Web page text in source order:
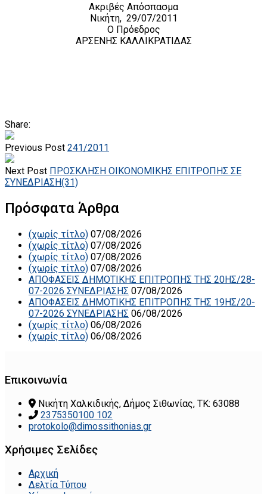
Ακριβές Απόσπασμα
Νικήτη, 29/07/2011
Ο Πρόεδρος
ΑΡΣΕΝΗΣ ΚΑΛΛΙΚΡΑΤΙΔΑΣ
Share:
Previous Post 241/2011
Next Post ΠΡΟΣΚΛΗΣΗ ΟΙΚΟΝΟΜΙΚΗΣ ΕΠΙΤΡΟΠΗΣ ΣΕ
ΣΥΝΕΔΡΙΑΣΗ(31)
Πρόσφατα Άρθρα
(χωρίς τίτλο) 07/08/2026
(χωρίς τίτλο) 07/08/2026
(χωρίς τίτλο) 07/08/2026
(χωρίς τίτλο) 07/08/2026
ΑΠΟΦΑΣΕΙΣ ΔΗΜΟΤΙΚΗΣ ΕΠΙΤΡΟΠΗΣ ΤΗΣ 20ΗΣ/28-
07-2026 ΣΥΝΕΔΡΙΑΣΗΣ 07/08/2026
ΑΠΟΦΑΣΕΙΣ ΔΗΜΟΤΙΚΗΣ ΕΠΙΤΡΟΠΗΣ ΤΗΣ 19ΗΣ/20-
07-2026 ΣΥΝΕΔΡΙΑΣΗΣ 06/08/2026
(χωρίς τίτλο) 06/08/2026
(χωρίς τίτλο) 06/08/2026
Επικοινωνία
Νικήτη Χαλκιδικής, Δήμος Σιθωνίας, ΤΚ: 63088
2375350100 102
protokolo@dimossithonias.gr
Χρήσιμες Σελίδες
Αρχική
Δελτία Τύπου